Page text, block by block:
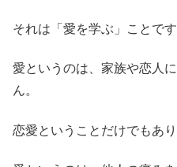
それは「愛を学ぶ」ことです
愛というのは、家族や恋人
ん。
恋愛ということだけでもあり